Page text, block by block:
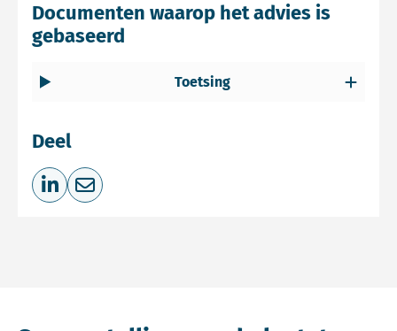
Documenten waarop het advies is
gebaseerd
Toetsing
Deel
Deel op LinkedIn
Deel via e-mail